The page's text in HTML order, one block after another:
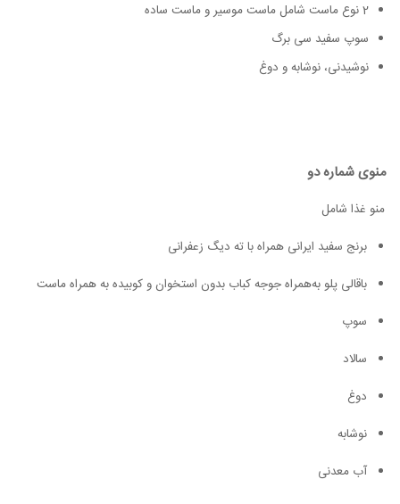
2 نوع ماست شامل ماست موسیر و ماست ساده
سوپ سفید سی برگ
نوشیدنی، نوشابه و دوغ
منوی شماره دو
منو غذا شامل
برنج سفید ایرانی همراه با ته دیگ زعفرانی
باقالی پلو به‌همراه جوجه کباب بدون استخوان و کوبیده به همراه ماست
سوپ
سالاد
دوغ
نوشابه
آب معدنی